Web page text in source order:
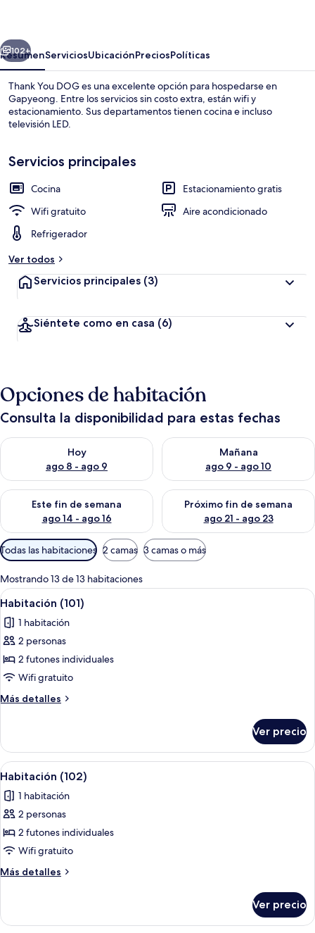
Exterior
Siguiente
102+
ResumenServiciosUbicaciónPreciosPolíticas
Thank You DOG es una excelente opción para hospedarse en
Gapyeong. Entre los servicios sin costo extra, están wifi y
estacionamiento. Sus departamentos tienen cocina e incluso
televisión LED.
Servicios principales
Cocina
Estacionamiento gratis
Wifi gratuito
Aire acondicionado
Refrigerador
Ver todos
Servicios principales (3)
Siéntete como en casa (6)
Opciones de habitación
Consulta la disponibilidad para estas fechas
Hoy
ago 8 - ago 9
Consulta la disponibilidad para hoy ago 8 - ago 9
Mañana
ago 9 - ago 10
Consulta la disponibilidad
Este fin de semana
ago 14 - ago 16
Consulta la disponibilidad para este fin de semana ago 14 -
Próximo fin de semana
ago 21 - ago 23
Consulta la disponibilidad
Filtros
disponibles
para
las
habitaciones
Todas las habitaciones 2 camas 3 camas o más
Mostrando 13 de 13 habitaciones
Abrir
todas
las
fotos
de
Habitación
(101)
5
Habitación (101)
1 habitación
2 personas
2 futones individuales
Wifi gratuito
Más detalles
Más
(101)
Ver precio
Abrir
todas
las
fotos
de
Habitación
(102)
6
Habitación (102)
1 habitación
2 personas
2 futones individuales
Wifi gratuito
Más detalles
Más
(102)
Ver precio